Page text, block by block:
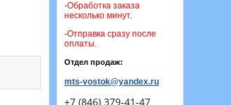
-Обработка заказа
несколько минут.
-Отправка сразу после
оплаты.
Отдел продаж:
mts-vostok@yandex.ru
+7 (846) 379-41-47